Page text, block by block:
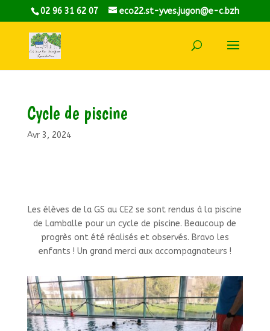
02 96 31 62 07 eco22.st-yves.jugon@e-c.bzh
Cycle de piscine
Avr 3, 2024
Les élèves de la GS au CE2 se sont rendus à la piscine
de Lamballe pour un cycle de piscine. Beaucoup de
progrès ont été réalisés et observés. Bravo les
enfants ! Un grand merci aux accompagnateurs !